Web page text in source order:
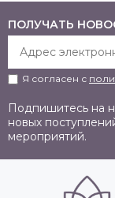
ПОЛУЧАТЬ
Я согласен с
Подпишитесь на
новых
мероприятий.